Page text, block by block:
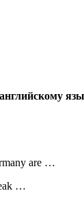
Germany are
speak